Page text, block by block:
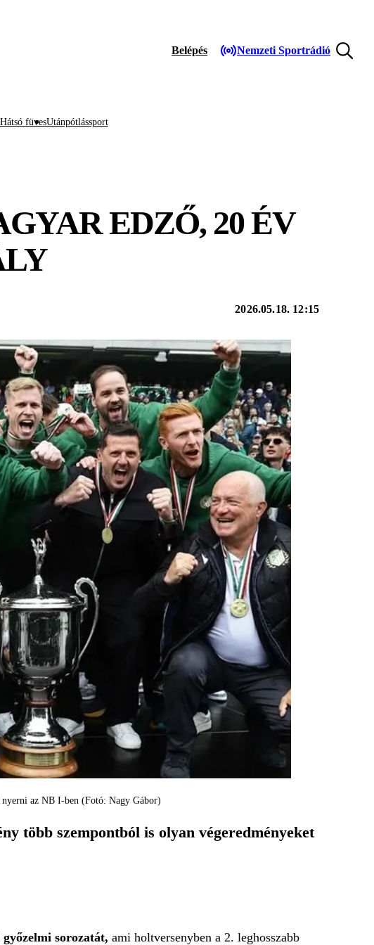
Belépés Nemzeti Sportrádió
Hátsó füvesUtánpótlássport
EDZŐ, 20 ÉV
2026.05.18. 12:15
az NB I-ben (Fotó: Nagy Gábor)
több szempontból is olyan végeredményeket
sorozatát, ami holtversenyben a 2. leghosszabb